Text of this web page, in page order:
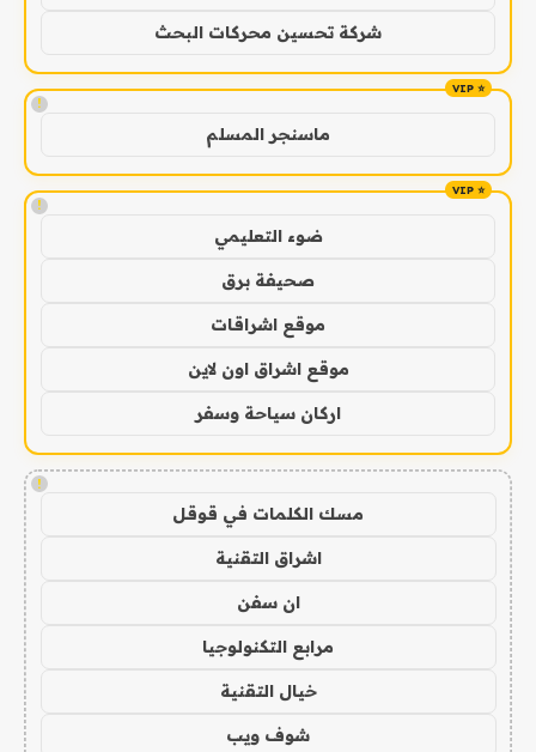
شركة تحسين محركات البحث
!
ماسنجر المسلم
!
ضوء التعليمي
صحيفة برق
موقع اشراقات
موقع اشراق اون لاين
اركان سياحة وسفر
!
مسك الكلمات في قوقل
اشراق التقنية
ان سفن
مرابع التكنولوجيا
خيال التقنية
شوف ويب